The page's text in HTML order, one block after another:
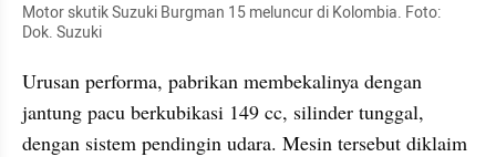
Motor skutik Suzuki Burgman 15 meluncur di Kolombia. Foto:
Dok. Suzuki
Urusan performa, pabrikan membekalinya dengan
jantung pacu berkubikasi 149 cc, silinder tunggal,
dengan sistem pendingin udara. Mesin tersebut diklaim